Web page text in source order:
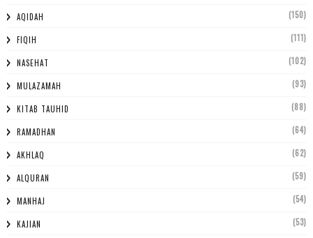
AQIDAH (150)
FIQIH (111)
NASEHAT (102)
MULAZAMAH (93)
KITAB TAUHID (88)
RAMADHAN (64)
AKHLAQ (62)
ALQURAN (59)
MANHAJ (54)
KAJIAN (53)